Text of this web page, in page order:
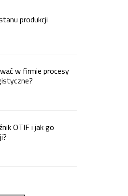
produkcji
w firmie procesy
OTIF i jak go